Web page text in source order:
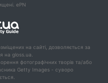
ePN
на сайті, дозволяється за
на gloss.ua.
фотографічних творів та/або
Getty Images - суворо